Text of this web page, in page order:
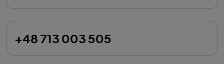
+48 713 003 505